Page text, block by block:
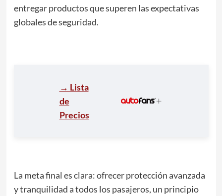
entregar productos que superen las expectativas
globales de seguridad.
→ Lista
de
Precios
La meta final es clara: ofrecer protección avanzada
y tranquilidad a todos los pasajeros, un principio